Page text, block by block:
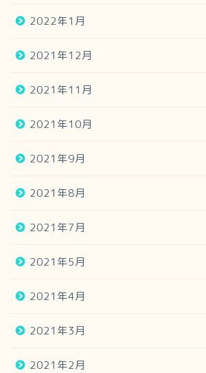
2022年1月
2021年12月
2021年11月
2021年10月
2021年9月
2021年8月
2021年7月
2021年5月
2021年4月
2021年3月
2021年2月